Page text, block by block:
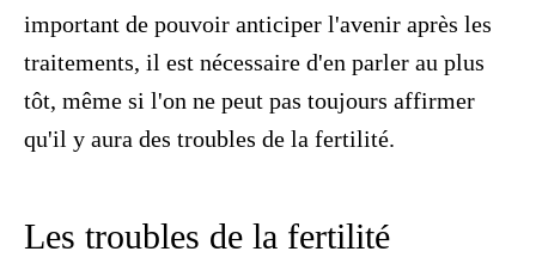
important de pouvoir anticiper l'avenir après les
traitements, il est nécessaire d'en parler au plus
tôt, même si l'on ne peut pas toujours affirmer
qu'il y aura des troubles de la fertilité.
Les troubles de la fertilité